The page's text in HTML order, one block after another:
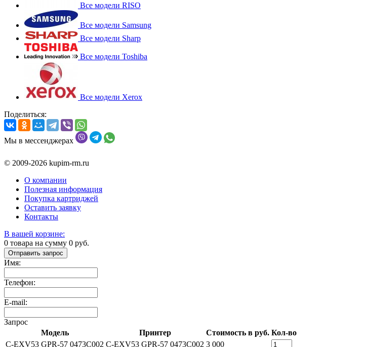
Все модели RISO
Все модели Samsung
Все модели Sharp
Все модели Toshiba
Все модели Xerox
Поделиться:
Мы в мессенджерах
© 2009-2026 kupim-rm.ru
О компании
Полезная информация
Покупка картриджей
Оставить заявку
Контакты
В вашей корзине:
0 товара на сумму 0 руб.
Отправить запрос
Имя:
Телефон:
E-mail:
Запрос
Модель
Принтер Стоимость в руб. Кол-во
C-EXV53 GPR-57 0473C002 C-EXV53 GPR-57 0473C002 3 000